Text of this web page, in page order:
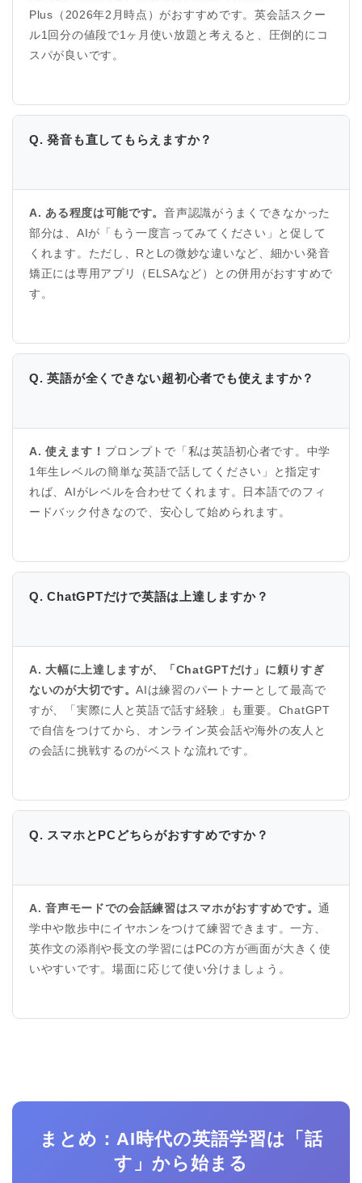
Plus（2026年2月時点）がおすすめです。英会話スクー
ル1回分の値段で1ヶ月使い放題と考えると、圧倒的にコ
スパが良いです。
Q. 発音も直してもらえますか？
A. ある程度は可能です。音声認識がうまくできなかった
部分は、AIが「もう一度言ってみてください」と促して
くれます。ただし、RとLの微妙な違いなど、細かい発音
矯正には専用アプリ（ELSAなど）との併用がおすすめで
す。
Q. 英語が全くできない超初心者でも使えますか？
A. 使えます！ プロンプトで「私は英語初心者です。中学
1年生レベルの簡単な英語で話してください」と指定す
れば、AIがレベルを合わせてくれます。日本語でのフィ
ードバック付きなので、安心して始められます。
Q. ChatGPTだけで英語は上達しますか？
A. 大幅に上達しますが、「ChatGPTだけ」に頼りすぎ
ないのが大切です。AIは練習のパートナーとして最高で
すが、「実際に人と英語で話す経験」も重要。ChatGPT
で自信をつけてから、オンライン英会話や海外の友人と
の会話に挑戦するのがベストな流れです。
Q. スマホとPCどちらがおすすめですか？
A. 音声モードでの会話練習はスマホがおすすめです。通
学中や散歩中にイヤホンをつけて練習できます。一方、
英作文の添削や長文の学習にはPCの方が画面が大きく使
いやすいです。場面に応じて使い分けましょう。
まとめ：AI時代の英語学習は「話
す」から始まる